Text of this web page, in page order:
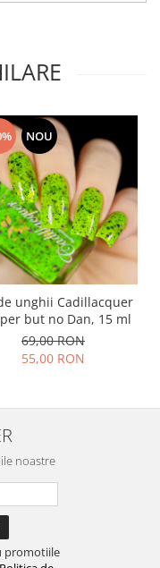
NOU
unghii Cadillacquer
but no Dan, 15 ml
69,00 RON
55,00 RON
noastre
promotiile